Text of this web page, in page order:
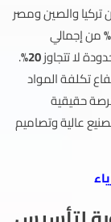
تركيا والصين ومصر
من إجمالي
لا تتجاوز20%
.
تكلفة المواد
حقيقية
عالية وتصاميم